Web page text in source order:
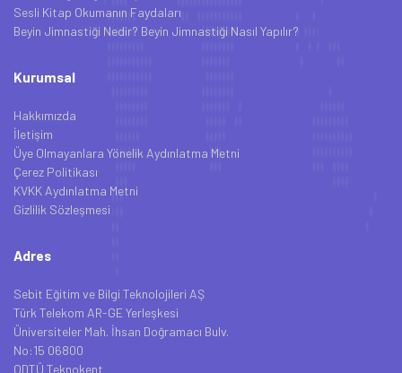
Sesli Kitap Okumanın Faydaları
Beyin Jimnastiği Nedir? Beyin Jimnastiği Nasıl Yapılır?
Kurumsal
Hakkımızda
İletişim
Üye Olmayanlara Yönelik Aydınlatma Metni
Çerez Politikası
KVKK Aydınlatma Metni
Gizlilik Sözleşmesi
Adres
Sebit Eğitim ve Bilgi Teknolojileri AŞ
Türk Telekom AR-GE Yerleşkesi
Üniversiteler Mah. İhsan Doğramacı Bulv.
No:15 06800
ODTÜ Teknokent